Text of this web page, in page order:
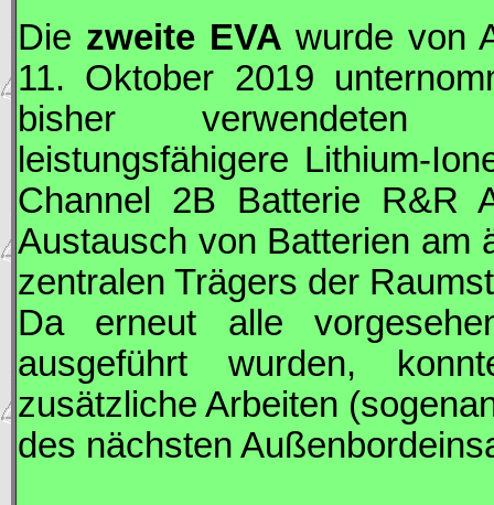
Die zweite EVA wurde von
11. Oktober 2019
bisher verwendeten
leistungsfähigere Lithium-
Channel 2B Batterie R&R
Austausch von Batterien am
zentralen Trägers der
Da erneut alle
ausgeführt wurden,
zusätzliche Arbeiten
des nächsten